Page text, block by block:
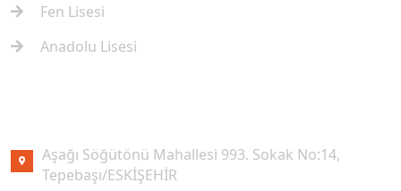
Fen Lisesi
Anadolu Lisesi
Aşağı Söğütönü Mahallesi 993. Sokak No:14,
Tepebaşı/ESKİŞEHİR